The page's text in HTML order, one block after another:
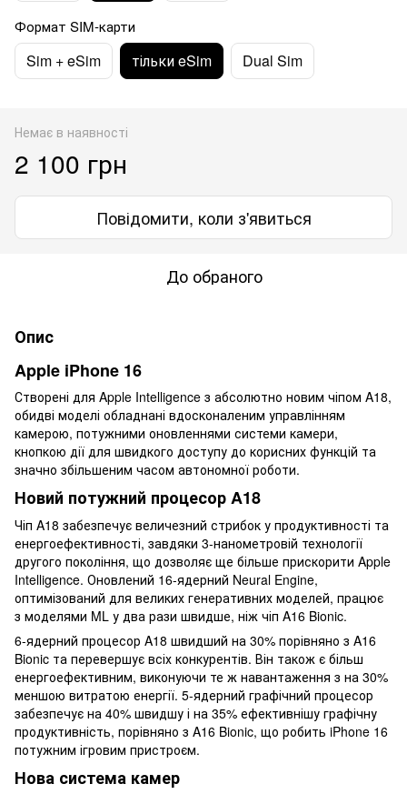
Формат SIM-карти
Sim + eSim тільки eSim Dual Sim
Немає в наявності
2 100 грн
Повідомити, коли з'явиться
До обраного
Опис
Apple iPhone 16
Створені для Apple Intelligence з абсолютно новим чіпом A18,
обидві моделі обладнані вдосконаленим управлінням
камерою, потужними оновленнями системи камери,
кнопкою дії для швидкого доступу до корисних функцій та
значно збільшеним часом автономної роботи.
Новий потужний процесор A18
Чіп A18 забезпечує величезний стрибок у продуктивності та
енергоефективності, завдяки 3-нанометровій технології
другого покоління, що дозволяє ще більше прискорити Apple
Intelligence. Оновлений 16-ядерний Neural Engine,
оптимізований для великих генеративних моделей, працює
з моделями ML у два рази швидше, ніж чіп A16 Bionic.
6-ядерний процесор A18 швидший на 30% порівняно з A16
Bionic та перевершує всіх конкурентів. Він також є більш
енергоефективним, виконуючи те ж навантаження з на 30%
меншою витратою енергії. 5-ядерний графічний процесор
забезпечує на 40% швидшу і на 35% ефективнішу графічну
продуктивність, порівняно з A16 Bionic, що робить iPhone 16
потужним ігровим пристроєм.
Нова система камер